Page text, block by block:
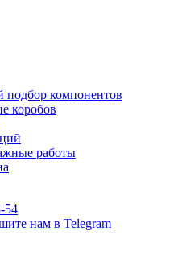
компонентов
коробов
работы
54
нам в Telegram